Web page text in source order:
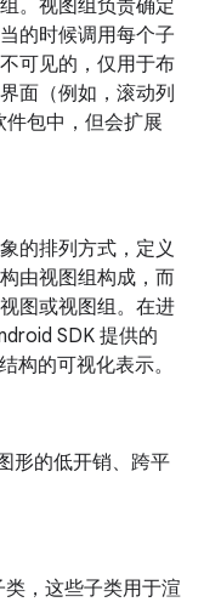
。视图组负责确定
的时候调用每个子
可见的，仅用于布
面（例如，滚动列
件包中，但会扩展
的排列方式，定义
由视图组构成，而
图或视图组。在进
SDK 提供的
构的可视化表示。
形的低开销、跨平
，这些子类用于渲